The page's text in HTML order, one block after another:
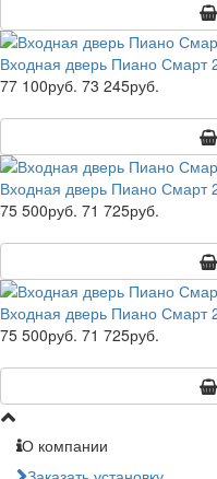
Входная дверь Пиано Смарт
77 100руб. 73 245руб.
Входная дверь Пиано Смарт
75 500руб. 71 725руб.
Входная дверь Пиано Смарт
75 500руб. 71 725руб.
О компании